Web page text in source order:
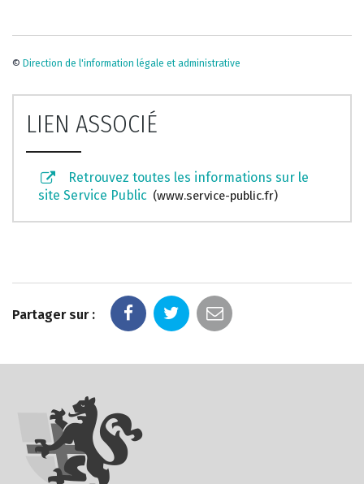
© Direction de l'information légale et administrative
LIEN ASSOCIÉ
Retrouvez toutes les informations sur le
site Service Public
www.service-public.fr
Partager sur :